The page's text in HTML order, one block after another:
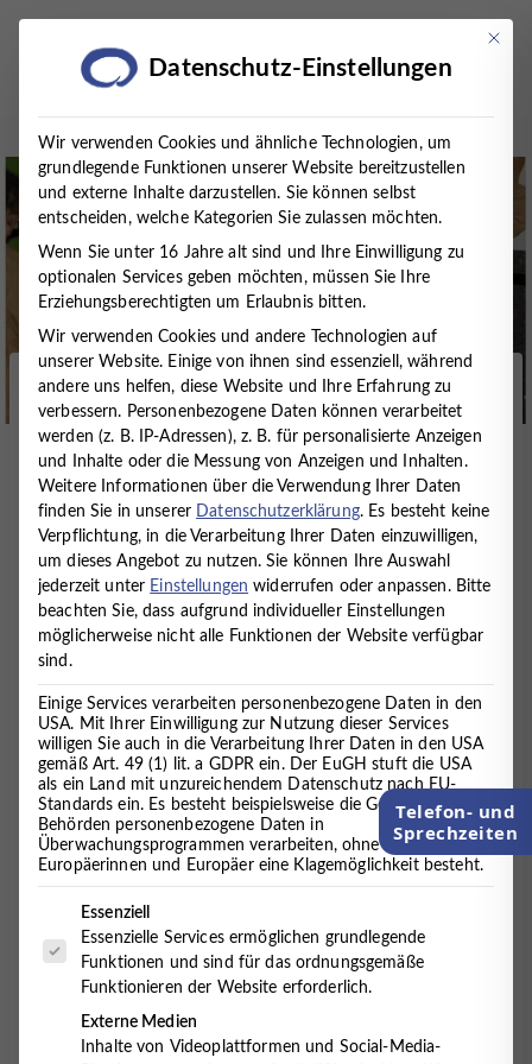
Startseite / Presse /Veranstaltungen /
FACHVORTRAG “MALORT” IM MVZ TIMMERMANN
UND PARTNER
FACHVORTRAG “MALORT”
IM MVZ TIMMERMANN UND
PARTNER
1. November 2015
Seit mittlerweile 60 Jahren erforscht Arno Stern am
Malort in Paris die Ausdrucksweise von Kindern und
Erwachsenen, wenn sie ohne Vorgaben frei von
Interpretation, Bewertung und Beurteilung einfach
malen können.
Das Ziel ist das Entdecken bzw. Wiederentdecken
der Freude am Malen sowie Entspannung und
Stressabbau und die Förderung der Entwicklung und
des eigenen Potenzials. Viele Malorte sind seitdem
nach dem Pariser Vorbild in Deutschland entstanden.
Bekannt ist der Malort auch aus dem aktuellen
Telefon- und
Sprechzeiten
Mit
Datenschutz-Einstellungen
Wir verwenden Cookies und ähnliche Technologien, um
grundlegende Funktionen unserer Website bereitzustellen
und externe Inhalte darzustellen. Sie können selbst
entscheiden, welche Kategorien Sie zulassen möchten.
Wenn Sie unter 16 Jahre alt sind und Ihre Einwilligung zu
optionalen Services geben möchten, müssen Sie Ihre
Erziehungsberechtigten um Erlaubnis bitten.
Wir verwenden Cookies und andere Technologien auf
unserer Website. Einige von ihnen sind essenziell, während
andere uns helfen, diese Website und Ihre Erfahrung zu
verbessern. Personenbezogene Daten können verarbeitet
werden (z. B. IP-Adressen), z. B. für personalisierte Anzeigen
und Inhalte oder die Messung von Anzeigen und Inhalten.
Weitere Informationen über die Verwendung Ihrer Daten
finden Sie in unserer Datenschutzerklärung. Es besteht keine
Verpflichtung, in die Verarbeitung Ihrer Daten einzuwilligen,
um dieses Angebot zu nutzen. Sie können Ihre Auswahl
jederzeit unter Einstellungen widerrufen oder anpassen. Bitte
beachten Sie, dass aufgrund individueller Einstellungen
möglicherweise nicht alle Funktionen der Website verfügbar
sind.
Einige Services verarbeiten personenbezogene Daten in den
USA. Mit Ihrer Einwilligung zur Nutzung dieser Services
willigen Sie auch in die Verarbeitung Ihrer Daten in den USA
gemäß Art. 49 (1) lit. a GDPR ein. Der EuGH stuft die USA
als ein Land mit unzureichendem Datenschutz nach EU-
Standards ein. Es besteht beispielsweise die Gefahr, dass US-
Behörden personenbezogene Daten in
Überwachungsprogrammen verarbeiten, ohne dass für
Europäerinnen und Europäer eine Klagemöglichkeit besteht.
Es folgt eine Liste der Service-Gruppen, für die eine Einwilligung
Essenziell
Essenzielle Services ermöglichen grundlegende
Funktionen und sind für das ordnungsgemäße
Funktionieren der Website erforderlich.
Externe Medien
Inhalte von Videoplattformen und Social-Media-